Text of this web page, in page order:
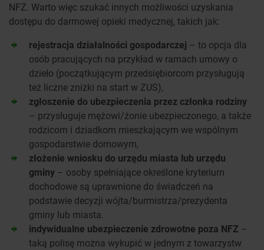
NFZ. Warto więc szukać innych możliwości uzyskania
dostępu do darmowej opieki medycznej, takich jak:
rejestracja działalności gospodarczej – to opcja dla
osób pracujących na przykład w ramach umowy o
dzieło (początkującym przedsiębiorcom przysługują
też liczne zniżki na start w ZUS),
zgłoszenie do ubezpieczenia przez członka rodziny
– przysługuje mężowi/żonie ubezpieczonego, a także
rodzicom i dziadkom mieszkającym we wspólnym
gospodarstwie domowym,
złożenie wniosku do urzędu miasta lub urzędu
gminy – osoby spełniające określone kryterium
dochodowe są uprawnione do świadczeń na
podstawie decyzji wójta/burmistrza/prezydenta
gminy lub miasta.
indywidualne ubezpieczenie zdrowotne poza NFZ –
taką polisę można wykupić w jednym z towarzystw